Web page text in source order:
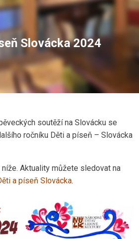
Slovácka 2024
soutěží na Slovácku se
ročníku Děti a píseň – Slovácka
Aktuality můžete sledovat na
a píseň Slovácka.